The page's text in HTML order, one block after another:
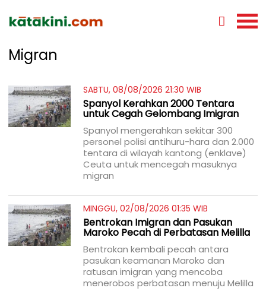
Migran
SABTU, 08/08/2026 21:30 WIB
Spanyol Kerahkan 2000 Tentara
untuk Cegah Gelombang Imigran
Spanyol mengerahkan sekitar 300
personel polisi antihuru-hara dan 2.000
tentara di wilayah kantong (enklave)
Ceuta untuk mencegah masuknya
migran
MINGGU, 02/08/2026 01:35 WIB
Bentrokan Imigran dan Pasukan
Maroko Pecah di Perbatasan Melilla
Bentrokan kembali pecah antara
pasukan keamanan Maroko dan
ratusan imigran yang mencoba
menerobos perbatasan menuju Melilla